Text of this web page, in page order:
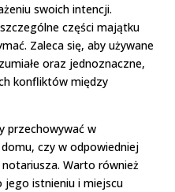
swoich intencji.
części majątku
Zaleca się, aby używane
oraz jednoznaczne,
konfliktów między
przechowywać w
czy w odpowiedniej
Warto również
istnieniu i miejscu